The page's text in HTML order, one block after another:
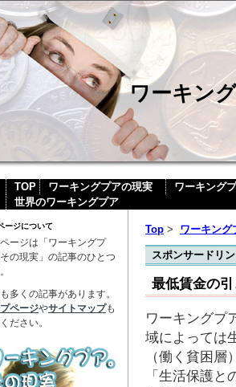
ワーキン
TOP ワーキングプアの現実
ワーキング
世界のワーキングプア
Top > ワーキング
スポンサードリ
最低賃金の
ワーキングプ
域によっては
（働く貧困
「生活保護
ージについて
ージは「ワーキングプ
の現実」の記事のひとつ
多くの記事があります。
プページやサイトマップも
ださい。